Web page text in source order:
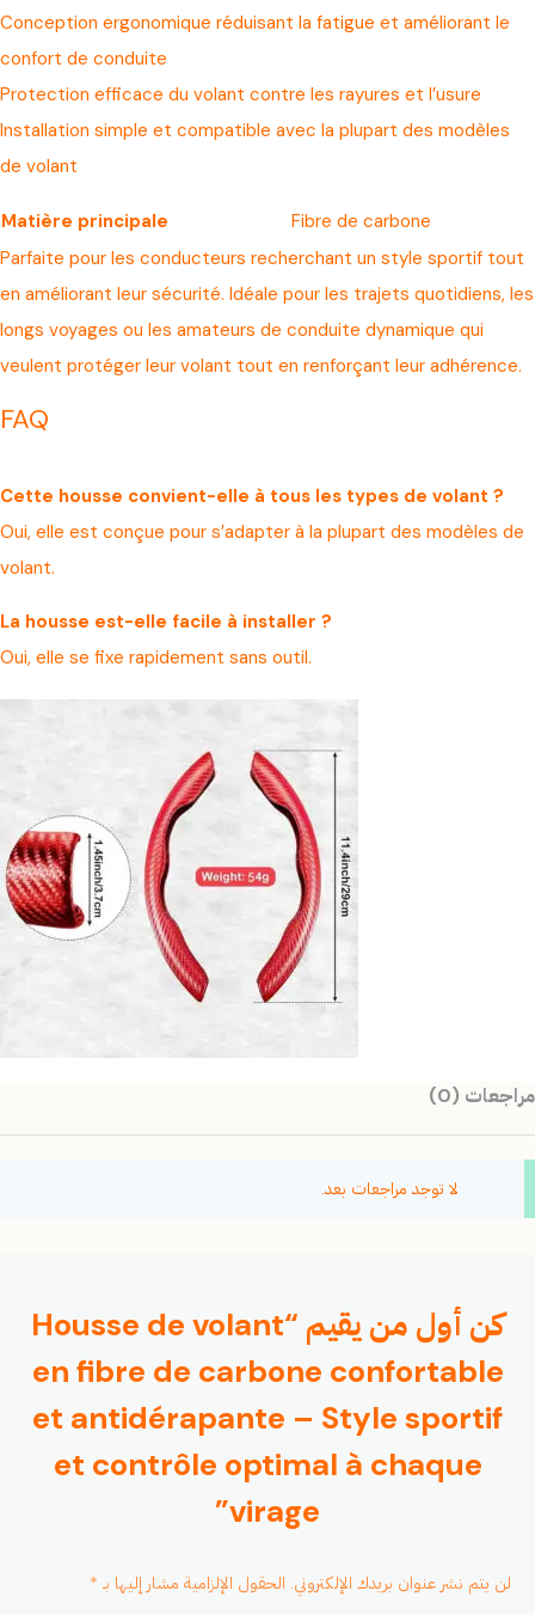
Conception ergonomique réduisant la fatigue et améliorant le
confort de conduite
Protection efficace du volant contre les rayures et l’usure
Installation simple et compatible avec la plupart des modèles
de volant
Matière principale
Fibre de carbone
Parfaite pour les conducteurs recherchant un style sportif tout
en améliorant leur sécurité. Idéale pour les trajets quotidiens, les
longs voyages ou les amateurs de conduite dynamique qui
veulent protéger leur volant tout en renforçant leur adhérence.
FAQ
Cette housse convient-elle à tous les types de volant ?
Oui, elle est conçue pour s’adapter à la plupart des modèles de
volant.
La housse est-elle facile à installer ?
Oui, elle se fixe rapidement sans outil.
مراجعات (0)
لا توجد مراجعات بعد.
كن أول من يقيم “Housse de volant
en fibre de carbone confortable
et antidérapante – Style sportif
et contrôle optimal à chaque
virage”
لن يتم نشر عنوان بريدك الإلكتروني. الحقول الإلزامية مشار إليها بـ *